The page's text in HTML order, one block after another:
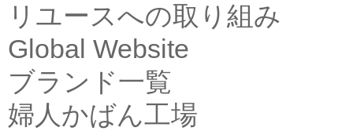
リユースへの取り組み
Global Website
ブランド一覧
婦人かばん工場